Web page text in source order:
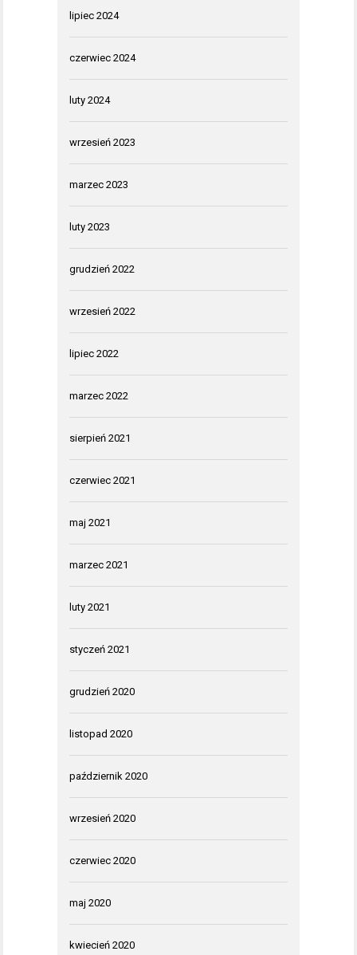
lipiec 2024
czerwiec 2024
luty 2024
wrzesień 2023
marzec 2023
luty 2023
grudzień 2022
wrzesień 2022
lipiec 2022
marzec 2022
sierpień 2021
czerwiec 2021
maj 2021
marzec 2021
luty 2021
styczeń 2021
grudzień 2020
listopad 2020
październik 2020
wrzesień 2020
czerwiec 2020
maj 2020
kwiecień 2020